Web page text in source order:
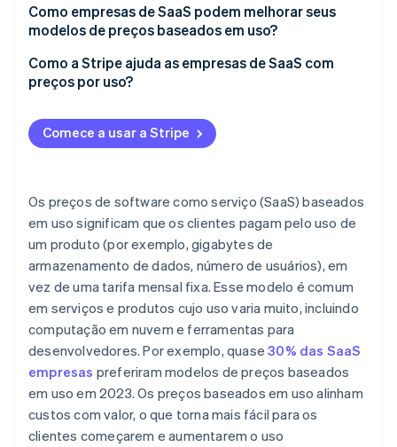
Stripe Sessions 2026
Veja como a Stripe está construindo a infraestrutura
Assista agora
Monetiza usuários de alto valor sem alienar todos
Elimina a necessidade de churn
A receita pode ser imprevisível
Contas grandes podem surpreender os clientes
Os clientes podem ter mais dificuldade para fazer o
orçamento
Os clientes podem reter o uso
Requer dados e cobrança precisos
Como empresas de SaaS podem melhorar seus
modelos de preços baseados em uso?
Cobre por coisas que realmente criam valor
Torne os custos o mais previsíveis possível
Incentive o comportamento correto
Torne a transparência de preços um ponto de venda
Acompanhe o comportamento do cliente e ajuste
ao longo do tempo
Como a Stripe ajuda as empresas de SaaS com
preços por uso?
Rastreamento de uso
Cobrança automatizada
Reconhecimento de receitas integrado
Recuperação de pagamentos
Recursos de expansão global
Comece a usar a Stripe
Os preços de software como serviço (SaaS) baseados
em uso significam que os clientes pagam pelo uso de
um produto (por exemplo, gigabytes de
armazenamento de dados, número de usuários), em
vez de uma tarifa mensal fixa. Esse modelo é comum
em serviços e produtos cujo uso varia muito, incluindo
computação em nuvem e ferramentas para
desenvolvedores. Por exemplo, quase30% das SaaS
empresas preferiram modelos de preços baseados
em uso em 2023. Os preços baseados em uso alinham
custos com valor, o que torna mais fácil para os
clientes começarem e aumentarem o uso